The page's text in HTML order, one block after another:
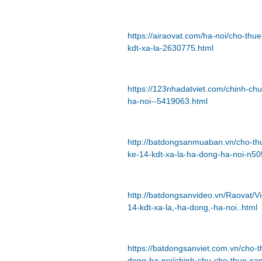
https://airaovat.com/ha-noi/cho-
kdt-xa-la-2630775.html
https://123nhadatviet.com/chinh-
ha-noi--5419063.html
http://batdongsanmuaban.vn/cho-
ke-14-kdt-xa-la-ha-dong-ha-noi-
http://batdongsanvideo.vn/Raovat/
14-kdt-xa-la,-ha-dong,-ha-noi..html
https://batdongsanviet.com.vn/